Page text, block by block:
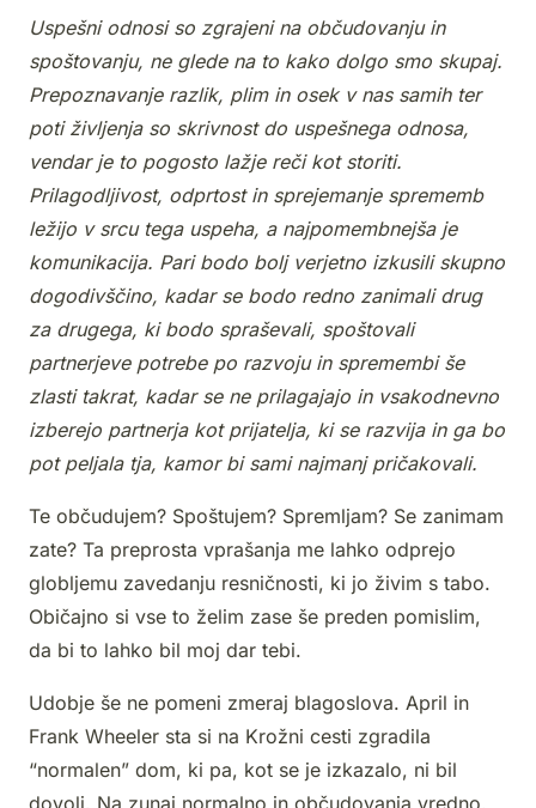
Uspešni odnosi so zgrajeni na občudovanju in
spoštovanju, ne glede na to kako dolgo smo skupaj.
Prepoznavanje razlik, plim in osek v nas samih ter
poti življenja so skrivnost do uspešnega odnosa,
vendar je to pogosto lažje reči kot storiti.
Prilagodljivost, odprtost in sprejemanje sprememb
ležijo v srcu tega uspeha, a najpomembnejša je
komunikacija. Pari bodo bolj verjetno izkusili skupno
dogodivščino, kadar se bodo redno zanimali drug
za drugega, ki bodo spraševali, spoštovali
partnerjeve potrebe po razvoju in spremembi še
zlasti takrat, kadar se ne prilagajajo in vsakodnevno
izberejo partnerja kot prijatelja, ki se razvija in ga bo
pot peljala tja, kamor bi sami najmanj pričakovali.
Te občudujem? Spoštujem? Spremljam? Se zanimam
zate? Ta preprosta vprašanja me lahko odprejo
globljemu zavedanju resničnosti, ki jo živim s tabo.
Običajno si vse to želim zase še preden pomislim,
da bi to lahko bil moj dar tebi.
Udobje še ne pomeni zmeraj blagoslova. April in
Frank Wheeler sta si na Krožni cesti zgradila
“normalen” dom, ki pa, kot se je izkazalo, ni bil